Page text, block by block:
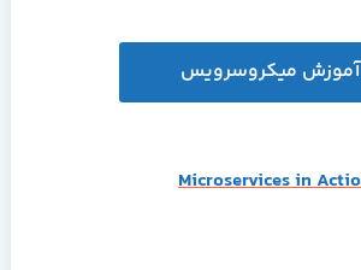
آموزش ميکروسرويس